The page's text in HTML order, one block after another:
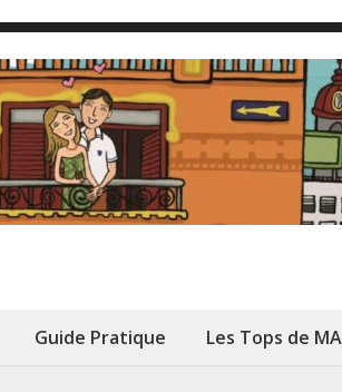
Guide Pratique Les Tops de